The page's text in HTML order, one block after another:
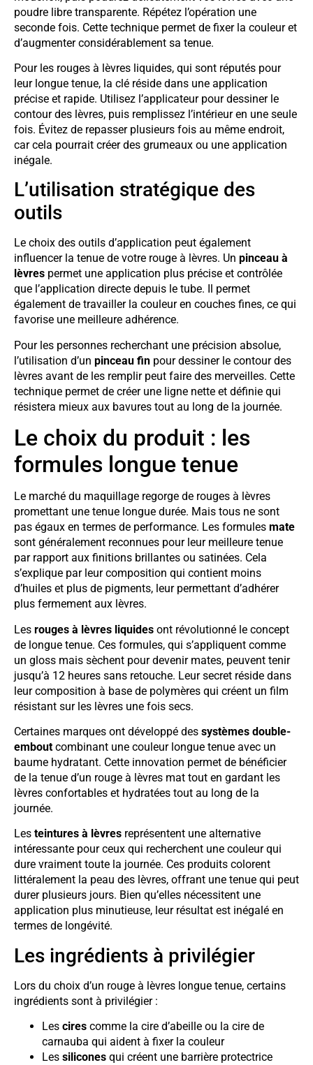
poudre libre transparente. Répétez l’opération une
seconde fois. Cette technique permet de fixer la couleur et
d’augmenter considérablement sa tenue.
Pour les rouges à lèvres liquides, qui sont réputés pour
leur longue tenue, la clé réside dans une application
précise et rapide. Utilisez l’applicateur pour dessiner le
contour des lèvres, puis remplissez l’intérieur en une seule
fois. Évitez de repasser plusieurs fois au même endroit,
car cela pourrait créer des grumeaux ou une application
inégale.
L’utilisation stratégique des
outils
Le choix des outils d’application peut également
influencer la tenue de votre rouge à lèvres. Un pinceau à
lèvres permet une application plus précise et contrôlée
que l’application directe depuis le tube. Il permet
également de travailler la couleur en couches fines, ce qui
favorise une meilleure adhérence.
Pour les personnes recherchant une précision absolue,
l’utilisation d’un pinceau fin pour dessiner le contour des
lèvres avant de les remplir peut faire des merveilles. Cette
technique permet de créer une ligne nette et définie qui
résistera mieux aux bavures tout au long de la journée.
Le choix du produit : les
formules longue tenue
Le marché du maquillage regorge de rouges à lèvres
promettant une tenue longue durée. Mais tous ne sont
pas égaux en termes de performance. Les formules mate
sont généralement reconnues pour leur meilleure tenue
par rapport aux finitions brillantes ou satinées. Cela
s’explique par leur composition qui contient moins
d’huiles et plus de pigments, leur permettant d’adhérer
plus fermement aux lèvres.
Les rouges à lèvres liquides ont révolutionné le concept
de longue tenue. Ces formules, qui s’appliquent comme
un gloss mais sèchent pour devenir mates, peuvent tenir
jusqu’à 12 heures sans retouche. Leur secret réside dans
leur composition à base de polymères qui créent un film
résistant sur les lèvres une fois secs.
Certaines marques ont développé des systèmes double-
embout combinant une couleur longue tenue avec un
baume hydratant. Cette innovation permet de bénéficier
de la tenue d’un rouge à lèvres mat tout en gardant les
lèvres confortables et hydratées tout au long de la
journée.
Les teintures à lèvres représentent une alternative
intéressante pour ceux qui recherchent une couleur qui
dure vraiment toute la journée. Ces produits colorent
littéralement la peau des lèvres, offrant une tenue qui peut
durer plusieurs jours. Bien qu’elles nécessitent une
application plus minutieuse, leur résultat est inégalé en
termes de longévité.
Les ingrédients à privilégier
Lors du choix d’un rouge à lèvres longue tenue, certains
ingrédients sont à privilégier :
Les cires comme la cire d’abeille ou la cire de
carnauba qui aident à fixer la couleur
Les silicones qui créent une barrière protectrice